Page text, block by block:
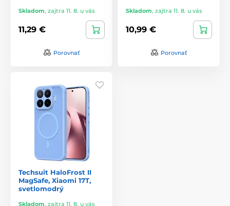
Skladom, zajtra 11. 8. u vás
11,29 €
Porovnať
Skladom, zajtra 11. 8. u vás
10,99 €
Porovnať
Techsuit HaloFrost II
MagSafe, Xiaomi 17T,
svetlomodrý
Skladom, zajtra 11. 8. u vás